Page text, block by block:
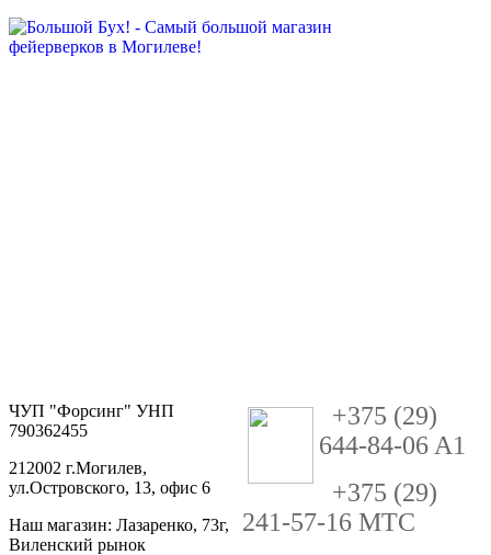
ЧУП "Форсинг" УНП
790362455
212002 г.Могилев,
ул.Островского, 13, офис 6
Наш магазин: Лазаренко, 73г,
Виленский рынок
+375 (29)
644-84-06 A1
+375 (29)
241-57-16 MTC